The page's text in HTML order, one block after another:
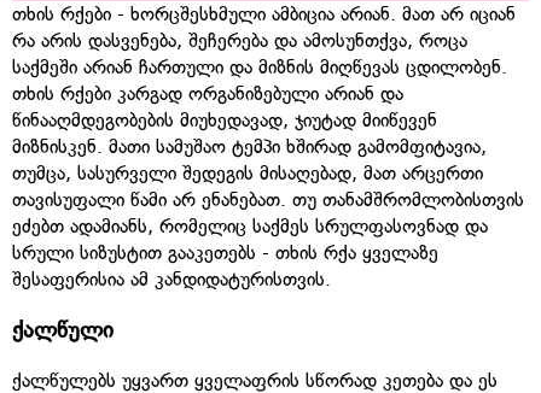
თხის რქები - ხორცშესხმული ამბიცია არიან. მათ არ იციან
რა არის დასვენება, შეჩერება და ამოსუნთქვა, როცა
საქმეში არიან ჩართული და მიზნის მიღწევას ცდილობენ.
თხის რქები კარგად ორგანიზებული არიან და
წინააღმდეგობების მიუხედავად, ჯიუტად მიიწევენ
მიზნისკენ. მათი სამუშაო ტემპი ხშირად გამომფიტავია,
თუმცა, სასურველი შედეგის მისაღებად, მათ არცერთი
თავისუფალი წამი არ ენანებათ. თუ თანამშრომლობისთვის
ეძებთ ადამიანს, რომელიც საქმეს სრულფასოვნად და
სრული სიზუსტით გააკეთებს - თხის რქა ყველაზე
შესაფერისია ამ კანდიდატურისთვის.
ქალწული
ქალწულებს უყვართ ყველაფრის სწორად კეთება და ეს